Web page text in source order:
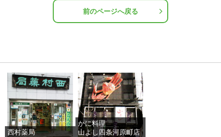
前のページへ戻る
西村薬局
かに料理
山よし四条河原町店